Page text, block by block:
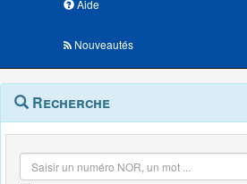
Aide
Nouveautés
Navigation
outils
Menu
contextuel
Recherche